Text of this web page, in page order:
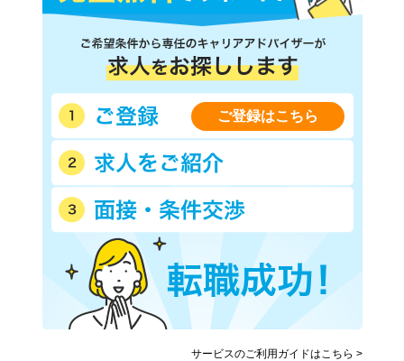
ご登録はこちら
サービスのご利用ガイドはこちら >